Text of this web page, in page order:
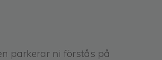
parkerar ni förstås på